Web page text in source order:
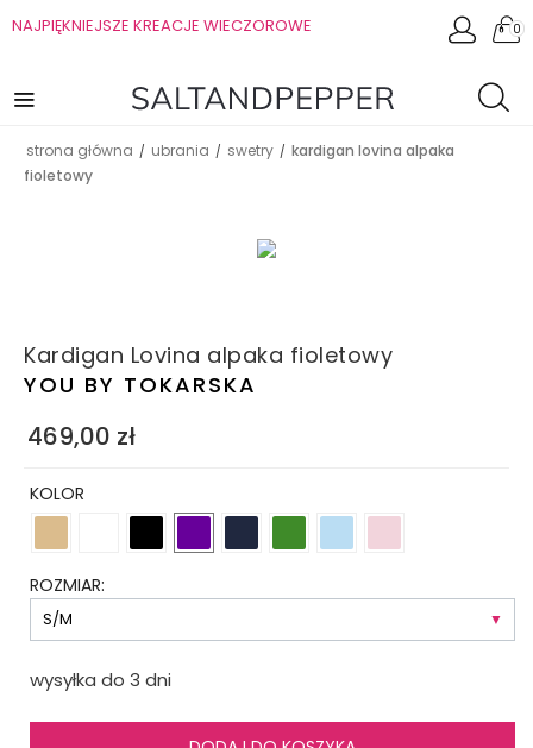
NAJPIĘKNIEJSZE KREACJE WIECZOROWE 0
strona główna / ubrania / swetry / kardigan lovina alpaka
fioletowy
Kardigan Lovina alpaka fioletowy
YOU BY TOKARSKA
469,00 zł
KOLOR
ROZMIAR:
wysyłka do 3 dni